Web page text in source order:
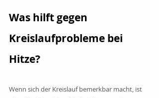
Was hilft gegen
Kreislaufprobleme bei
Hitze?
Wenn sich der Kreislauf bemerkbar macht, ist